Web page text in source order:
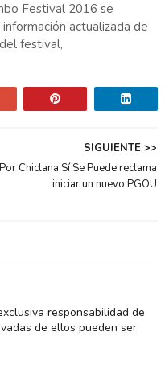
Festival 2016 se
actualizada de
festival,
SIGUIENTE >>
Por Chiclana Sí Se Puede reclama
iniciar un nuevo PGOU
responsabilidad de
de ellos pueden ser